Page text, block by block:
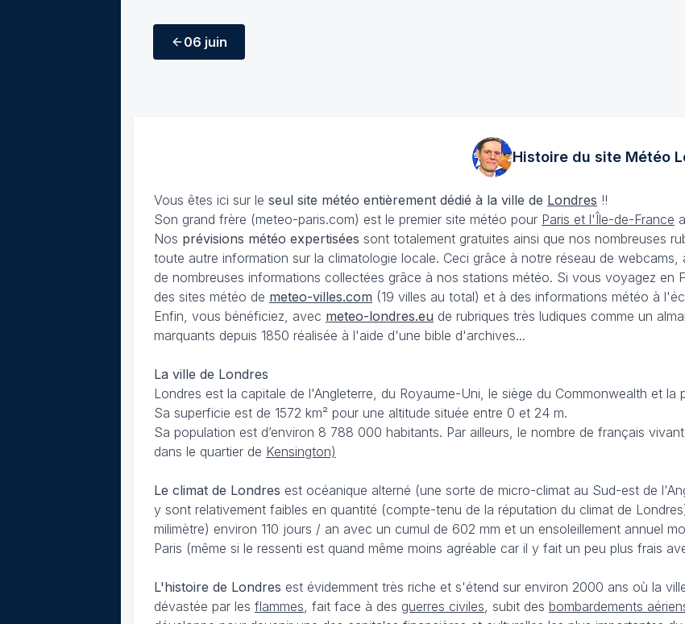
06 juin
Histoire du site Météo
Vous êtes ici sur le seul site météo entièrement dédié à la ville de Londres !!
Son grand frère (meteo-paris.com) est le premier site météo pour Paris et l'Île-de-France
Nos prévisions météo expertisées sont totalement gratuites ainsi que nos nombreuses
toute autre information sur la climatologie locale. Ceci grâce à notre réseau de
de nombreuses informations collectées grâce à nos stations météo. Si vous voyagez en
des sites météo de meteo-villes.com (19 villes au total) et à des informations météo à
Enfin, vous bénéficiez, avec meteo-londres.eu de rubriques très ludiques comme un
marquants depuis 1850 réalisée à l'aide d'une bible d'archives...
La ville de Londres
Londres est la capitale de l'Angleterre, du Royaume-Uni, le siège du Commonwealth et la
Sa superficie est de 1572 km² pour une altitude située entre 0 et 24 m.
Sa population est d’environ 8 788 000 habitants. Par ailleurs, le nombre de français
dans le quartier de Kensington)
Le climat de Londres est océanique alterné (une sorte de micro-climat au Sud-est de
y sont relativement faibles en quantité (compte-tenu de la réputation du climat de
milimètre) environ 110 jours / an avec un cumul de 602 mm et un ensoleillement annuel
Paris (même si le ressenti est quand même moins agréable car il y fait un peu plus frais
L'histoire de Londres est évidemment très riche et s'étend sur environ 2000 ans où la
dévastée par les flammes , fait face à des guerres civiles , subit des bombardements